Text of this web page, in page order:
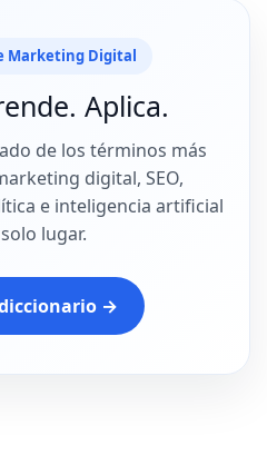
Marketing Digital
Aplica.
de los términos más
digital, SEO,
e inteligencia artificial
lugar.
→